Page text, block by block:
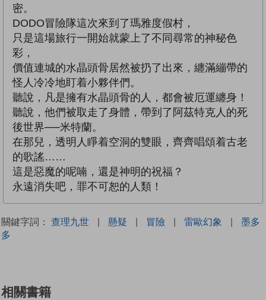
密。
DODO冒險隊這次來到了瑪雅度假村，
只是這場旅行一開始就蒙上了不同尋常的神秘色
彩，
價值連城的水晶頭骨居然被扔了出來，纏滿繃帶的
怪人冷冷地盯着小夥伴們。
聽說，凡是擁有水晶頭骨的人，都會被厄運纏身！
聽說，他們被取走了身體，帶到了阿茲特克人的死
後世界──米特蘭。
在那兒，透明人睜着空洞的雙眼，齊齊唱頌着古老
的歌謠……
這是惡魔的呢喃，還是神明的祝福？
永遠消失吧，罪不可恕的人類！
關鍵字詞： 查理九世 | 懸疑 | 冒險 | 雷歐幻象 |
墨多
多
相關書籍